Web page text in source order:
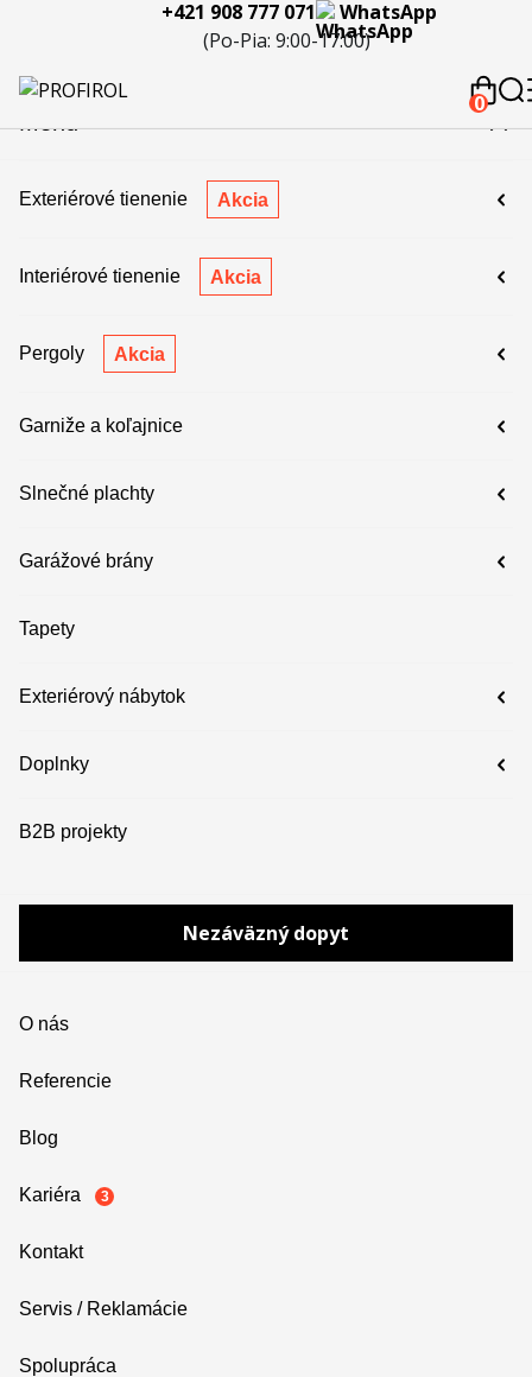
Servis a
reklamácie
KontaktyKariéraSpolupráca
777 071
+421 908 777 071
WhatsApp
(Po-Pia: 9:00-17:00)
0
Menu
Exteriérové tienenie Akcia
Interiérové tienenie Akcia
Pergoly Akcia
Garniže a koľajnice
Slnečné plachty
Garážové brány
Tapety
Exteriérový nábytok
Doplnky
B2B projekty
Nezáväzný dopyt
O nás
Referencie
Blog
Kariéra 3
Kontakt
Servis / Reklamácie
Spolupráca